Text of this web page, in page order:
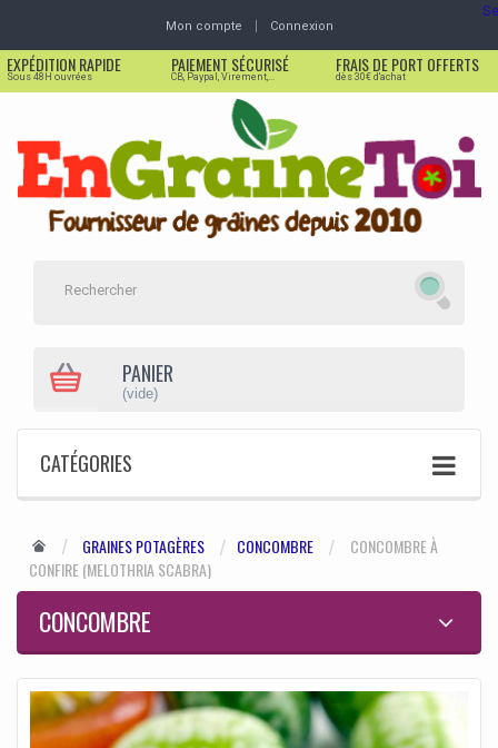
Mon compte Connexion
EXPÉDITION RAPIDE
Sous 48H ouvrées
PAIEMENT SÉCURISÉ
CB, Paypal, Virement,...
FRAIS DE PORT OFFERTS
dès 30€ d'achat
PANIER
(vide)
CATÉGORIES
GRAINES POTAGÈRES CONCOMBRE
CONCOMBRE À
CONFIRE (MELOTHRIA SCABRA)
CONCOMBRE